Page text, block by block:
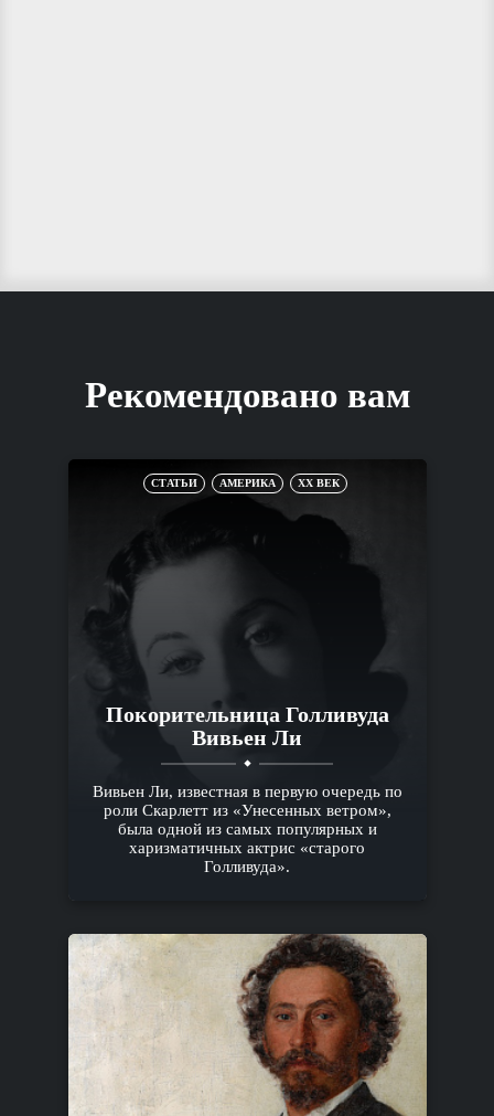
Рекомендовано вам
СТАТЬИ АМЕРИКА XX ВЕК
Покорительница Голливуда
Вивьен Ли
Вивьен Ли, известная в первую очередь по
роли Скарлетт из «Унесенных ветром»,
была одной из самых популярных и
харизматичных актрис «старого
Голливуда».